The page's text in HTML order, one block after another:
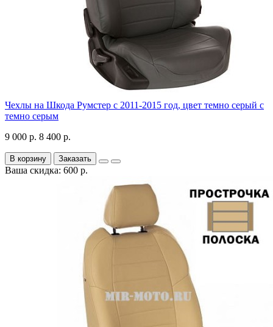
Чехлы на Шкода Румстер с 2011-2015 год, цвет темно серый с
темно серым
9 000 р. 8 400 р.
В корзину Заказать
Ваша скидка: 600 р.